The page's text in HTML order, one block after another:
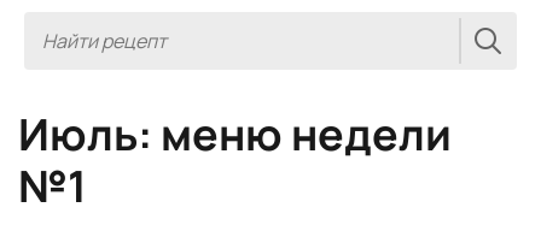
Июль: меню недели
№1